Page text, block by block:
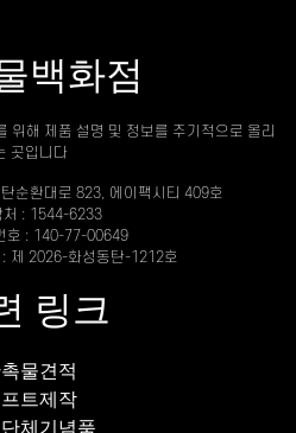
백화점
위해 제품 설명 및 정보를 주기적으로 올리
곳입니다
순환대로 823, 에이팩시티 409호
처 : 1544-6233
호 : 140-77-00649
: 제 2026-화성동탄-1212호
링크
물견적
트제작
체기념품